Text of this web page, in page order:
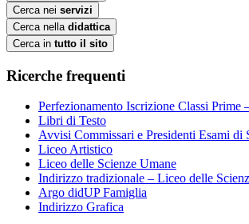
Cerca nei servizi
Cerca nella didattica
Cerca in tutto il sito
Ricerche frequenti
Perfezionamento Iscrizione Classi Prime
Libri di Testo
Avvisi Commissari e Presidenti Esami di
Liceo Artistico
Liceo delle Scienze Umane
Indirizzo tradizionale – Liceo delle
Argo didUP Famiglia
Indirizzo Grafica